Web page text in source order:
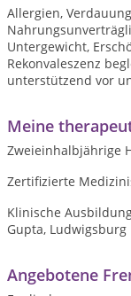
Allergien,
Untergewicht,
Rekonvaleszenz
unterstützend vor
Meine
Zweieinhalbjährige
Zertifizierte
Klinische
Gupta, Ludwigsburg
Angebotene